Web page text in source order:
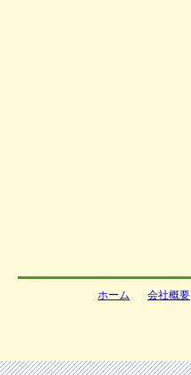
ホーム 会社概要